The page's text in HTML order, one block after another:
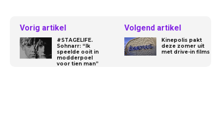
Vorig artikel
#STAGELIFE.
Sohnarr: “Ik
speelde ooit in
modderpoel
voor tien man”
Volgend artikel
Kinepolis pakt
deze zomer uit
met drive-in films